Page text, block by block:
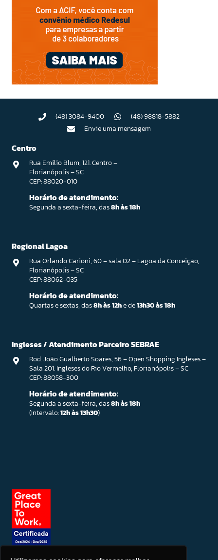
(48) 3084-9400
(48) 98818-5882
Envie uma mensagem
Centro
Rua Emilio Blum, 121. Centro –
Florianópolis – SC
CEP: 88020-010
Horário de atendimento:
Segunda a sexta-feira, das8h às 18h
Regional Lagoa
Rua Orlando Carioni, 60 – sala 02 – Lagoa da Conceição,
Florianópolis – SC
CEP: 88062-035
Horário de atendimento:
Quartas e sextas, das8h às 12he de13h30 às 18h
Ingleses / Atendimento Parceiro SEBRAE
Rod. João Gualberto Soares, 56 – Open Shopping Ingleses –
Sala 201. Ingleses do Rio Vermelho, Florianópolis – SC
CEP: 88058-300
Horário de atendimento:
Segunda a sexta-feira, das8h às 18h
(Intervalo:12h às 13h30)